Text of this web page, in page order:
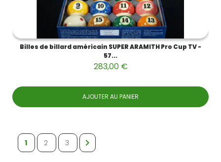
Billes de billard américain SUPER ARAMITH Pro Cup TV -
57...
283,00 €
AJOUTER AU PANIER
1 2 3 